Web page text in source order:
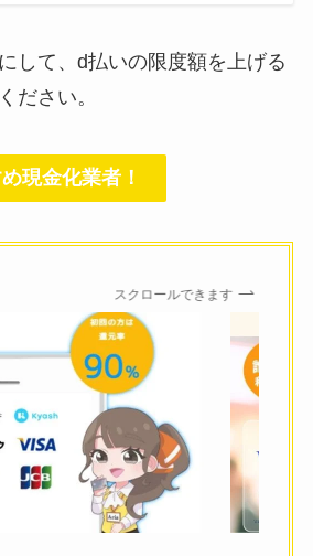
して、d払いの限度額を上げる
ださい。
現金化業者！
スクロールできます